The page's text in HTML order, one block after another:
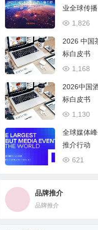
业全球传
1,826
2026 中国
标白皮书
1,168
2026中国
标白皮书
1,130
全球媒体
推介行动
621
品牌推介
品牌推介